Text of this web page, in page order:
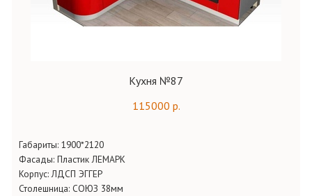
Кухня №87
115000 р.
Габариты: 1900*2120
Фасады: Пластик ЛЕМАРК
Корпус:ЛДСП ЭГГЕР
Столешница: СОЮЗ 38мм